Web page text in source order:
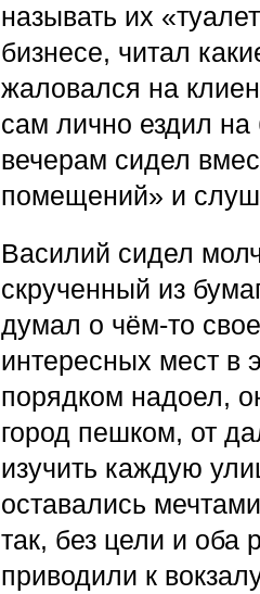
называть их
бизнесе, читал
жаловался на
сам лично ездил на
вечерам сидел
помещений» и
Василий сидел
скрученный из
думал о чём-то
интересных мест в
порядком надоел,
город пешком, от
изучить каждую
оставались
так, без цели и оба
приводили к